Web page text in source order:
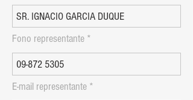
Fono representante
E-mail representante